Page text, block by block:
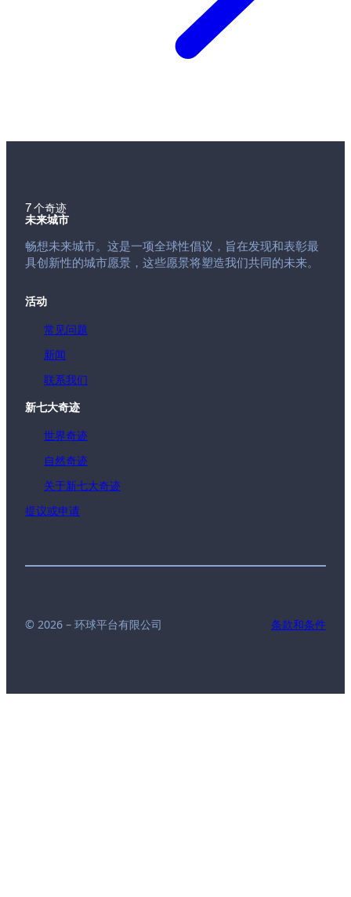
7 个奇迹
未来城市
畅想未来城市。这是一项全球性倡议，旨在发现和表彰最
具创新性的城市愿景，这些愿景将塑造我们共同的未来。
活动
常见问题
新闻
联系我们
新七大奇迹
世界奇迹
自然奇迹
关于新七大奇迹
提议或申请
© 2026 – 环球平台有限公司 条款和条件